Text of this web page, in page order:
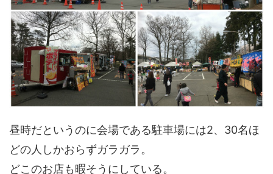
昼時だというのに会場である駐車場には2、30名ほ
どの人しかおらずガラガラ。
どこのお店も暇そうにしている。